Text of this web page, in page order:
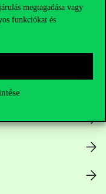
megtagadása vagy
funkciókat és